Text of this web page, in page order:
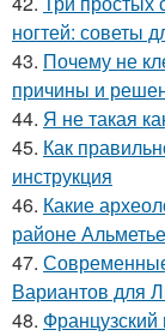
ногтей: советы
43. Почему не
причины и
44. Я не такая
45. Как
инструкция
46. Какие
районе
47.
Вариантов для
48.